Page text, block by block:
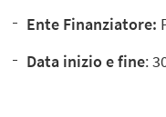
Ente Finanziatore:
Data inizio e fine: